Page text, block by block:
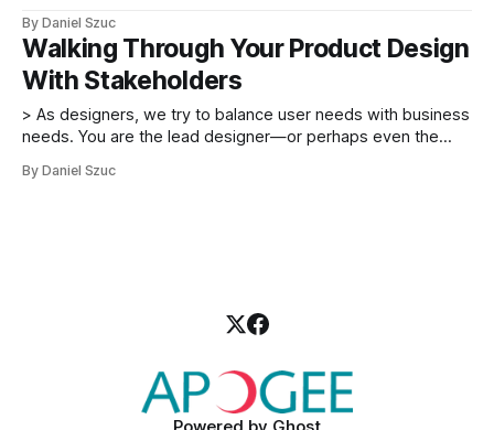
開發任務場景 * 評估您的設計——通過對真實用戶進行可用性
測試，看看他們是否了解在使用您設計的產品時要做什麼 作
為設計師，我們試圖平衡用戶需求和業務需求。創建代表我們
用戶的角色是我們關注用戶並了解我們的設計決策對業務的影
響的一種方式。 創建角色的好處包括： * 記錄有關您為其開
發產品的人員的共享知識 * 根據用戶需求和願望通知設計 * 減
不是設計團隊成員的意見 * 讓產品團隊專注於目標角色 了解
人员和用户）一起了解您的设计方法。你需要做什么来准备你
的演讲？ 本文提供了一些基本技巧，可帮助您更好地准备与
利益相关者一起完成您的产品设计。 以用户为中心 以用户为
创建角色 * 以用户为中心进行设计——通过关注用户的目标和
开发任务场景 * 评估您的设计——通过对真实用户进行可用性
测试，看看他们是否了解在使用您设计的产品时要做什么 作
利益相关者的需求和目标 > 您需要了解每个利益相关者都有不
By Daniel Szuc
Walking Through Your Product Design
With Stakeholders
> As designers, we try to balance user needs with business
needs. You are the lead designer—or perhaps even the
your product design, and it’s time to walk through your
By Daniel Szuc